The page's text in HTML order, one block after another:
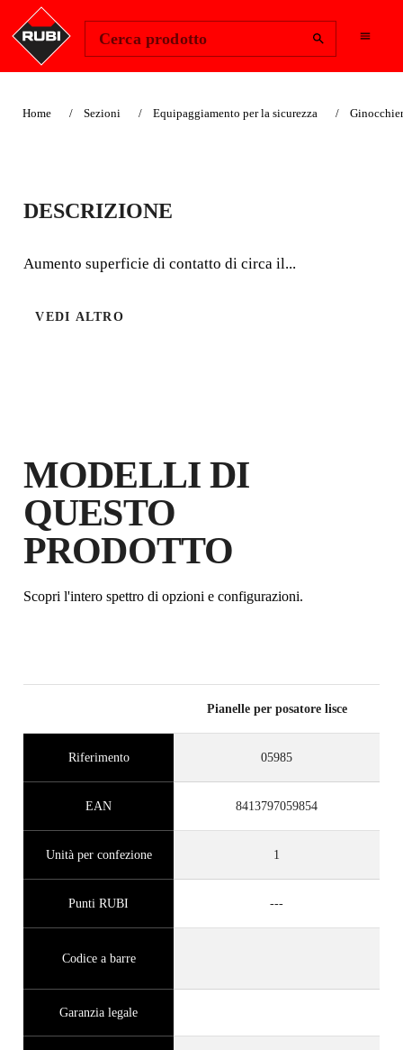
Cerca prodotto
Home Sezioni Equipaggiamento per la sicurezza
PIANELLE PER
POSATORE
Aumento superficie di contatto di circa il 100%.
DESCRIZIONE
Aumento superficie di contatto di circa il...
VEDI ALTRO
MODELLI DI
QUESTO
PRODOTTO
Scopri l'intero spettro di opzioni e configurazioni.
Pianelle per posatore lisce
Riferimento 05985
EAN 8413797059854
Unità per confezione 1
Punti RUBI ---
Codice a barre
Garanzia legale